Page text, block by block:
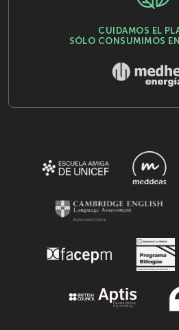
CUIDAMOS EL
SÓLO CONSUMIMOS